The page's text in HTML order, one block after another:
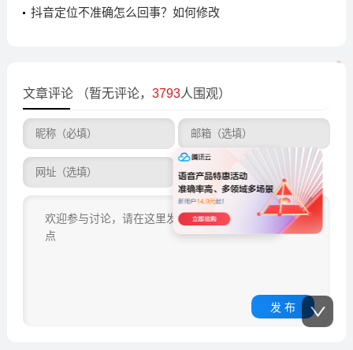
抖音定位不准确怎么回事？如何修改
文章评论 （暂无评论， 3793人围观）
发 布